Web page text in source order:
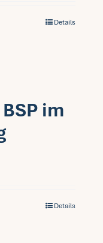
Details
im
Details